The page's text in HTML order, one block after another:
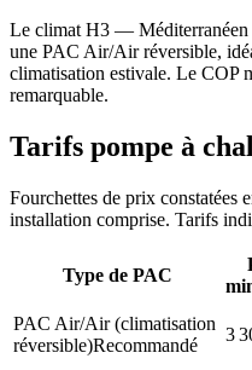
Le climat H3 — Méditerranéen
une PAC Air/Air réversible,
climatisation estivale. Le COP
remarquable.
Tarifs pompe à
Fourchettes de prix constatées
installation comprise. Tarifs
Type de PAC
PAC Air/Air (climatisation
réversible)Recommandé
3